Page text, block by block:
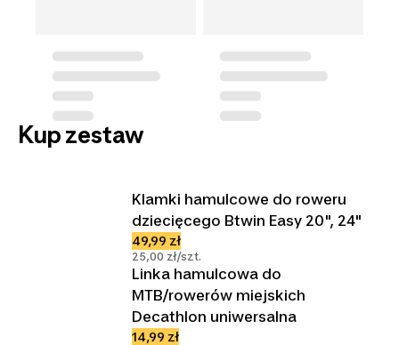
Kup zestaw
Klamki hamulcowe do roweru
dziecięcego Btwin Easy 20", 24"
49,99 zł
25,00 zł/szt.
Linka hamulcowa do
MTB/rowerów miejskich
Decathlon uniwersalna
14,99 zł